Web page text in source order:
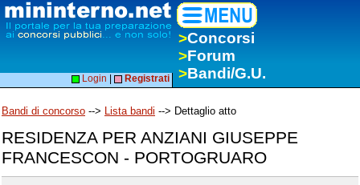
>Concorsi
>Forum
>Bandi/G.U.
Login Registrati
Bandi di concorso --> Lista bandi --> Dettaglio atto
RESIDENZA PER ANZIANI GIUSEPPE
FRANCESCON - PORTOGRUARO